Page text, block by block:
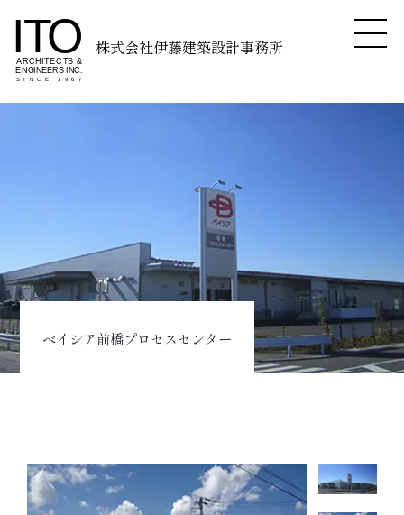
株式会社伊藤建築設計事務所
ベイシア前橋プロセスセンター